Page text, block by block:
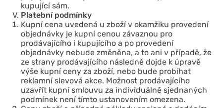
kupující sám.
Platební podmínky
Kupní cena uvedená u zboží v okamžiku provedení
objednávky je kupní cenou závaznou pro
prodávajícího i kupujícího a po provedení
objednávky nebude změněna, a to ani v případě, že
ze strany prodávajícího následně dojde k úpravě
výše kupní ceny za zboží, nebo bude probíhat
reklamní slevová akce. Možnost prodávajícího
uzavřít kupní smlouvu za individuálně sjednaných
podmínek není tímto ustanovením omezena.